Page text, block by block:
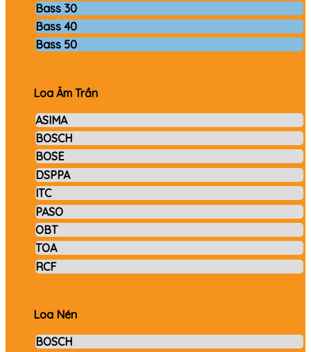
Bass 30
Bass 40
Bass 50
Loa Âm Trần
ASIMA
BOSCH
BOSE
DSPPA
ITC
PASO
OBT
TOA
RCF
Loa Nén
BOSCH